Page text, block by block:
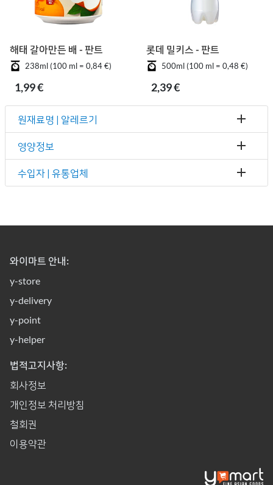
해태 갈아만든 배 - 판트
238ml (100 ml = 0,84 €)
1,99 €
롯데 밀키스 - 판트
500ml (100 ml = 0,48 €)
2,39 €
원재료명 | 알레르기
영양정보
수입자 | 유통업체
와이마트 안내:
y-store
y-delivery
y-point
y-helper
법적고지사항:
회사정보
개인정보 처리방침
철회권
이용약관